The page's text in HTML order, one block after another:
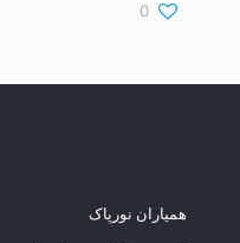
0
همیاران نورپاک